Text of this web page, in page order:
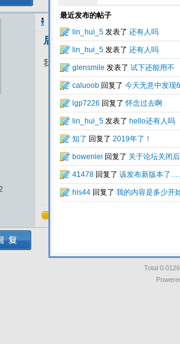
czcz 发表于2014-06-12 15:45
后台删除版块，前台依旧显示
我在后台将之前添加的一个版块给
Total